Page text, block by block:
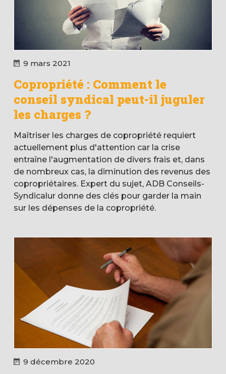
9 mars 2021
Copropriété : Comment le
conseil syndical peut-il juguler
les charges ?
Maîtriser les charges de copropriété requiert
actuellement plus d'attention car la crise
entraîne l'augmentation de divers frais et, dans
de nombreux cas, la diminution des revenus des
copropriétaires. Expert du sujet, ADB Conseils-
Syndicalur donne des clés pour garder la main
sur les dépenses de la copropriété.
9 décembre 2020